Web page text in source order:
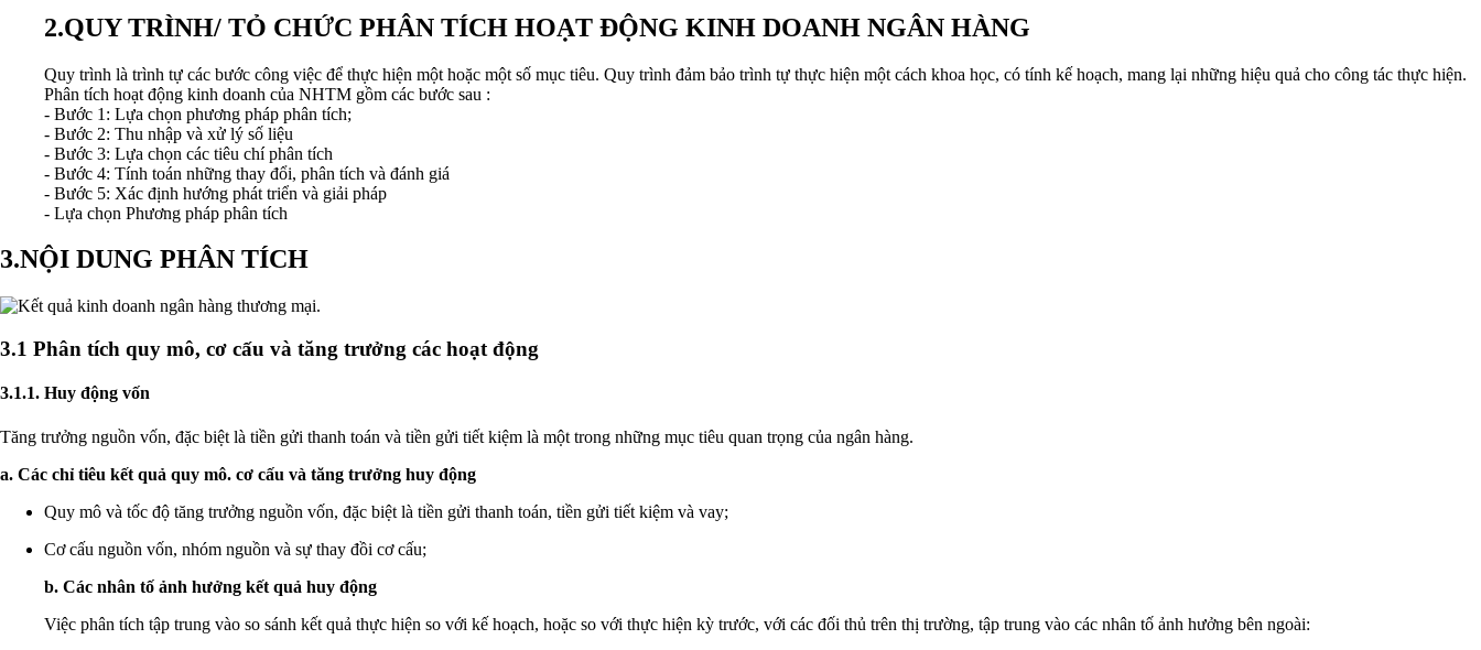
2.QUY TRÌNH/ TỎ CHỨC PHÂN TÍCH HOẠT ĐỘNG KINH DOANH NGÂN HÀNG
Quy trình là trình tự các bước công việc để thực hiện một hoặc một số mục tiêu. Quy trình đảm bảo trình tự thực hiện một cách khoa học, có tính kế hoạch, mang lại những hiệu quả cho công tác thực hiện.
Phân tích hoạt động kinh doanh của NHTM gồm các bước sau :
- Bước 1: Lựa chọn phương pháp phân tích;
- Bước 2: Thu nhập và xử lý số liệu
- Bước 3: Lựa chọn các tiêu chí phân tích
- Bước 4: Tính toán những thay đổi, phân tích và đánh giá
- Bước 5: Xác định hướng phát triển và giải pháp
- Lựa chọn Phương pháp phân tích
3.NỘI DUNG PHÂN TÍCH
Ảnh
3.1 Phân tích quy mô, cơ cấu và tăng trưởng các hoạt động
3.1.1. Huy động vốn
Tăng trưởng nguồn vốn, đặc biệt là tiền gửi thanh toán và tiền gửi tiết kiệm là một trong những mục tiêu quan trọng của ngân hàng.
a. Các chỉ tiêu kết quả quy mô. cơ cấu và tăng trưởng huy động
Quy mô và tốc độ tăng trưởng nguồn vốn, đặc biệt là tiền gửi thanh toán, tiền gửi tiết kiệm và vay;
Cơ cấu nguồn vốn, nhóm nguồn và sự thay đồi cơ cấu;
b. Các nhân tố ảnh hưởng kết quả huy động
Việc phân tích tập trung vào so sánh kết quả thực hiện so với kế hoạch, hoặc so với thực hiện kỳ trước, với các đối thủ trên thị trường, tập trung vào các nhân tố ảnh hưởng bên ngoài: